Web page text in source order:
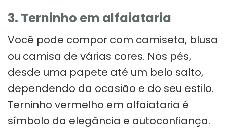
3. Terninho em alfaiataria
Você pode compor com camiseta, blusa
ou camisa de várias cores. Nos pés,
desde uma papete até um belo salto,
dependendo da ocasião e do seu estilo.
Terninho vermelho em alfaiataria é
símbolo da elegância e autoconfiança.